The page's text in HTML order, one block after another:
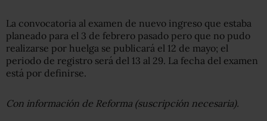
La convocatoria al examen de nuevo ingreso que estaba
planeado para el 3 de febrero pasado pero que no pudo
realizarse por huelga se publicará el 12 de mayo; el
periodo de registro será del 13 al 29. La fecha del examen
está por definirse.
Con información de Reforma (suscripción necesaria).